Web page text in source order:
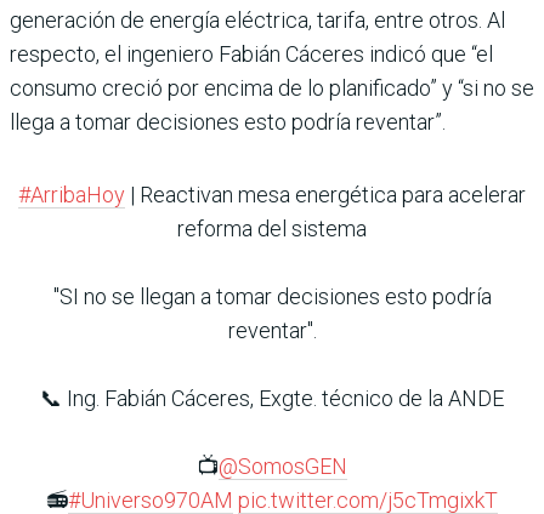
generación de energía eléctrica, tarifa, entre otros. Al
respecto, el ingeniero Fabián Cáceres indicó que “el
consumo creció por encima de lo planificado” y “si no se
llega a tomar decisiones esto podría reventar”.
#ArribaHoy | Reactivan mesa energética para acelerar
reforma del sistema
"SI no se llegan a tomar decisiones esto podría
reventar".
📞 Ing. Fabián Cáceres, Exgte. técnico de la ANDE
📺@SomosGEN
📻#Universo970AM pic.twitter.com/j5cTmgixkT